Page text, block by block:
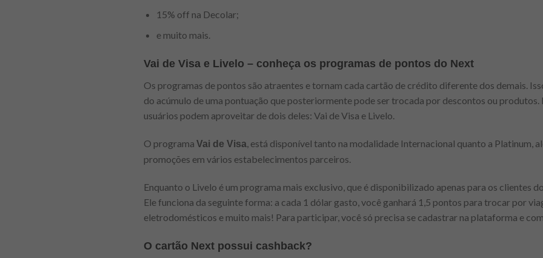
15% off na Decolar;
e muito mais.
Vai de Visa e Livelo – conheça os programas de pontos do Next
Os programas de pontos são atraentes e tornam cada cartão de crédito diferente dos demais.
do acúmulo de uma pontuação que posteriormente pode ser trocada por descontos ou
usuários podem aproveitar de dois deles: Vai de Visa e Livelo.
O programa Vai de Visa, está disponível tanto na modalidade Internacional quanto a Platinum,
promoções em vários estabelecimentos parceiros.
Enquanto o Livelo é um programa mais exclusivo, que é disponibilizado apenas para os clientes
Ele funciona da seguinte forma: a cada 1 dólar gasto, você ganhará 1,5 pontos para trocar por
eletrodomésticos e muito mais! Para participar, você só precisa se cadastrar na plataforma e
O cartão Next possui cashback?